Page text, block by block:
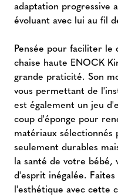
adaptation progressive
évoluant avec lui au fil
Pensée pour faciliter le
chaise haute ENOCK
grande praticité. Son
vous permettant de
est également un jeu
coup d'éponge pour
matériaux sélectionnés
seulement durables
la santé de votre
d'esprit inégalée.
l'esthétique avec cette